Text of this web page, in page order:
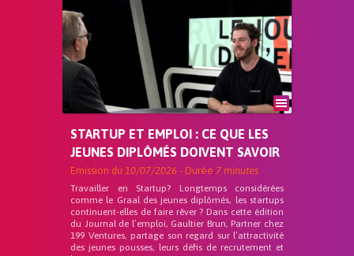
STARTUP ET EMPLOI : CE QUE LES
JEUNES DIPLÔMÉS DOIVENT SAVOIR
Emission du 10/07/2026 - Durée 7 minutes
Travailler en Startup? Longtemps considérées
comme le Graal des jeunes diplômés, les startups
continuent-elles de faire rêver ? Dans cette édition
du Journal de l’emploi, Gaultier Brun, Partner chez
199 Ventures, partage son regard sur l’attractivité
des jeunes pousses, leurs défis de recrutement et